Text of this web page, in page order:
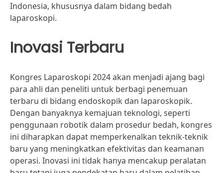
Indonesia, khususnya dalam bidang bedah
laparoskopi.
Inovasi Terbaru
Kongres Laparoskopi 2024 akan menjadi ajang bagi
para ahli dan peneliti untuk berbagi penemuan
terbaru di bidang endoskopik dan laparoskopik.
Dengan banyaknya kemajuan teknologi, seperti
penggunaan robotik dalam prosedur bedah, kongres
ini diharapkan dapat memperkenalkan teknik-teknik
baru yang meningkatkan efektivitas dan keamanan
operasi. Inovasi ini tidak hanya mencakup peralatan